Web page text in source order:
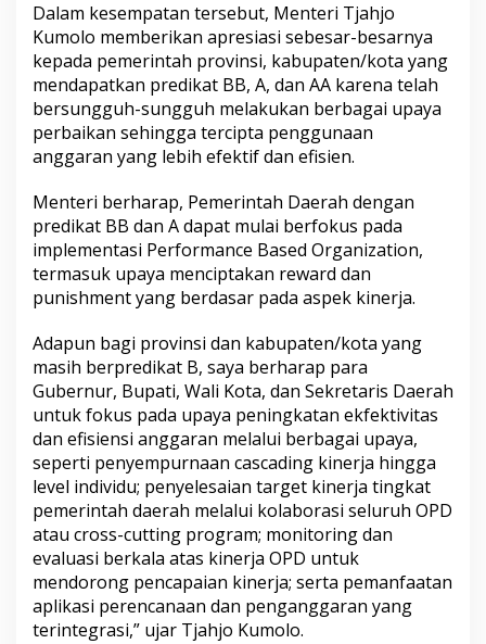
a
h
T
a
h
u
n
2
1
9
Dalam kesempatan tersebut, Menteri Tjahjo
Kumolo memberikan apresiasi sebesar-besarnya
kepada pemerintah provinsi, kabupaten/kota yang
mendapatkan predikat BB, A, dan AA karena telah
bersungguh-sungguh melakukan berbagai upaya
perbaikan sehingga tercipta penggunaan
anggaran yang lebih efektif dan efisien.
Menteri berharap, Pemerintah Daerah dengan
predikat BB dan A dapat mulai berfokus pada
implementasi Performance Based Organization,
termasuk upaya menciptakan reward dan
punishment yang berdasar pada aspek kinerja.
Adapun bagi provinsi dan kabupaten/kota yang
masih berpredikat B, saya berharap para
Gubernur, Bupati, Wali Kota, dan Sekretaris Daerah
untuk fokus pada upaya peningkatan ekfektivitas
dan efisiensi anggaran melalui berbagai upaya,
seperti penyempurnaan cascading kinerja hingga
level individu; penyelesaian target kinerja tingkat
pemerintah daerah melalui kolaborasi seluruh OPD
atau cross-cutting program; monitoring dan
evaluasi berkala atas kinerja OPD untuk
mendorong pencapaian kinerja; serta pemanfaatan
aplikasi perencanaan dan penganggaran yang
terintegrasi,” ujar Tjahjo Kumolo.